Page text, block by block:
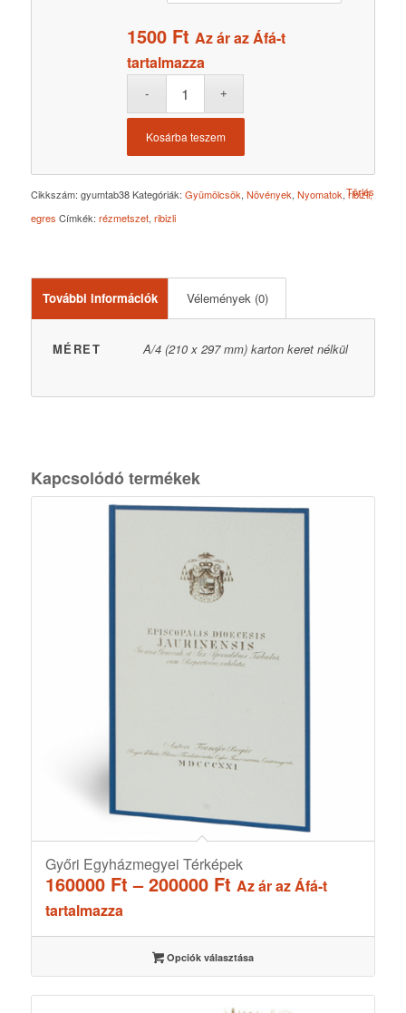
Törlés
1500 Ft Az ár az Áfá-t
tartalmazza
Kosárba teszem
Cikkszám: gyumtab38 Kategóriák: Gyümölcsök, Növények, Nyomatok,ribizli,
egres Címkék: rézmetszet, ribizli
További információk Vélemények (0)
MÉRET A/4 (210 x 297 mm) karton keret nélkül
Kapcsolódó termékek
Győri Egyházmegyei Térképek
160000 Ft – 200000 FtÁrtartomány:
200000 Ft
Az ár az Áfá-t
tartalmazza
Opciók választása